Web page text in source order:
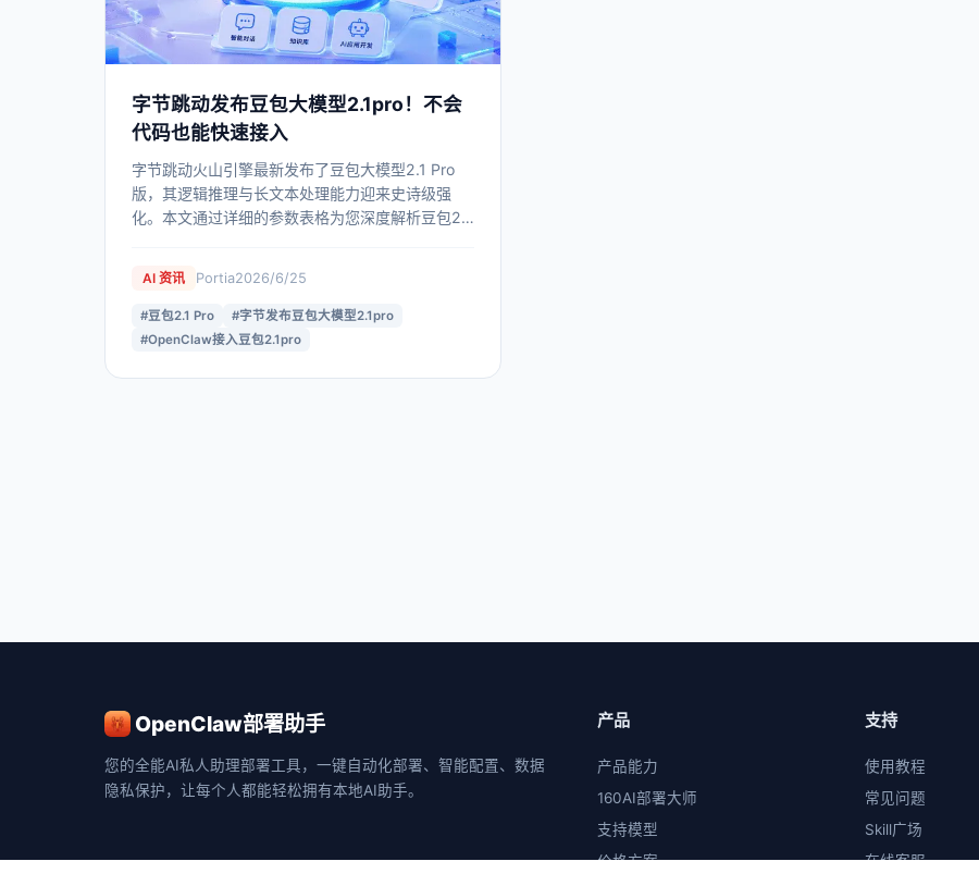
字节跳动发布豆包大模型2.1pro！不会
代码也能快速接入
字节跳动火山引擎最新发布了豆包大模型2.1 Pro
版，其逻辑推理与长文本处理能力迎来史诗级强
化。本文通过详细的参数表格为您深度解析豆包2.1
AI 资讯 Portia2026/6/25
#豆包2.1 Pro #字节发布豆包大模型2.1pro
#OpenClaw接入豆包2.1pro
OpenClaw部署助手
您的全能AI私人助理部署工具，一键自动化部署、智能配置、数据
隐私保护，让每个人都能轻松拥有本地AI助手。
产品
产品能力
160AI部署大师
支持模型
价格方案
支持
使用教程
常见问题
Skill广场
在线客服